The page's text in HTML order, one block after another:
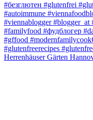
Herrenhäuser Gärten